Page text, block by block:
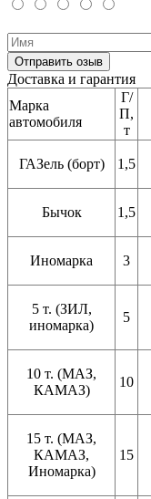
Отправить озыв
Доставка и гарантия
Марка
автомобиля
Г/
П,
т
ГАЗель (борт) 1,5
Бычок 1,5
Иномарка 3
5 т. (ЗИЛ,
иномарка)
5
10 т. (МАЗ,
КАМАЗ)
10
15 т. (МАЗ,
КАМАЗ,
Иномарка)
15